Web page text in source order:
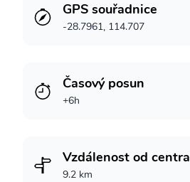
GPS souřadnice
-28.7961, 114.707
Časový posun
+6h
Vzdálenost od centra
9.2 km